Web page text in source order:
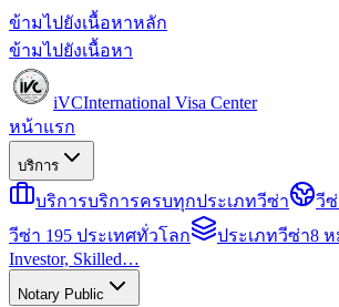
ข้ามไปยังเนื้อหาหลัก
ข้ามไปยังเนื้อหา
iVCInternational Visa Center
หน้าแรก
บริการ
บริการบริการครบทุกประเภทวีซ่า วี
วีซ่า 195 ประเทศทั่วโลก
ประเภทวีซ่า8 ห
Investor, Skilled…
Notary Public